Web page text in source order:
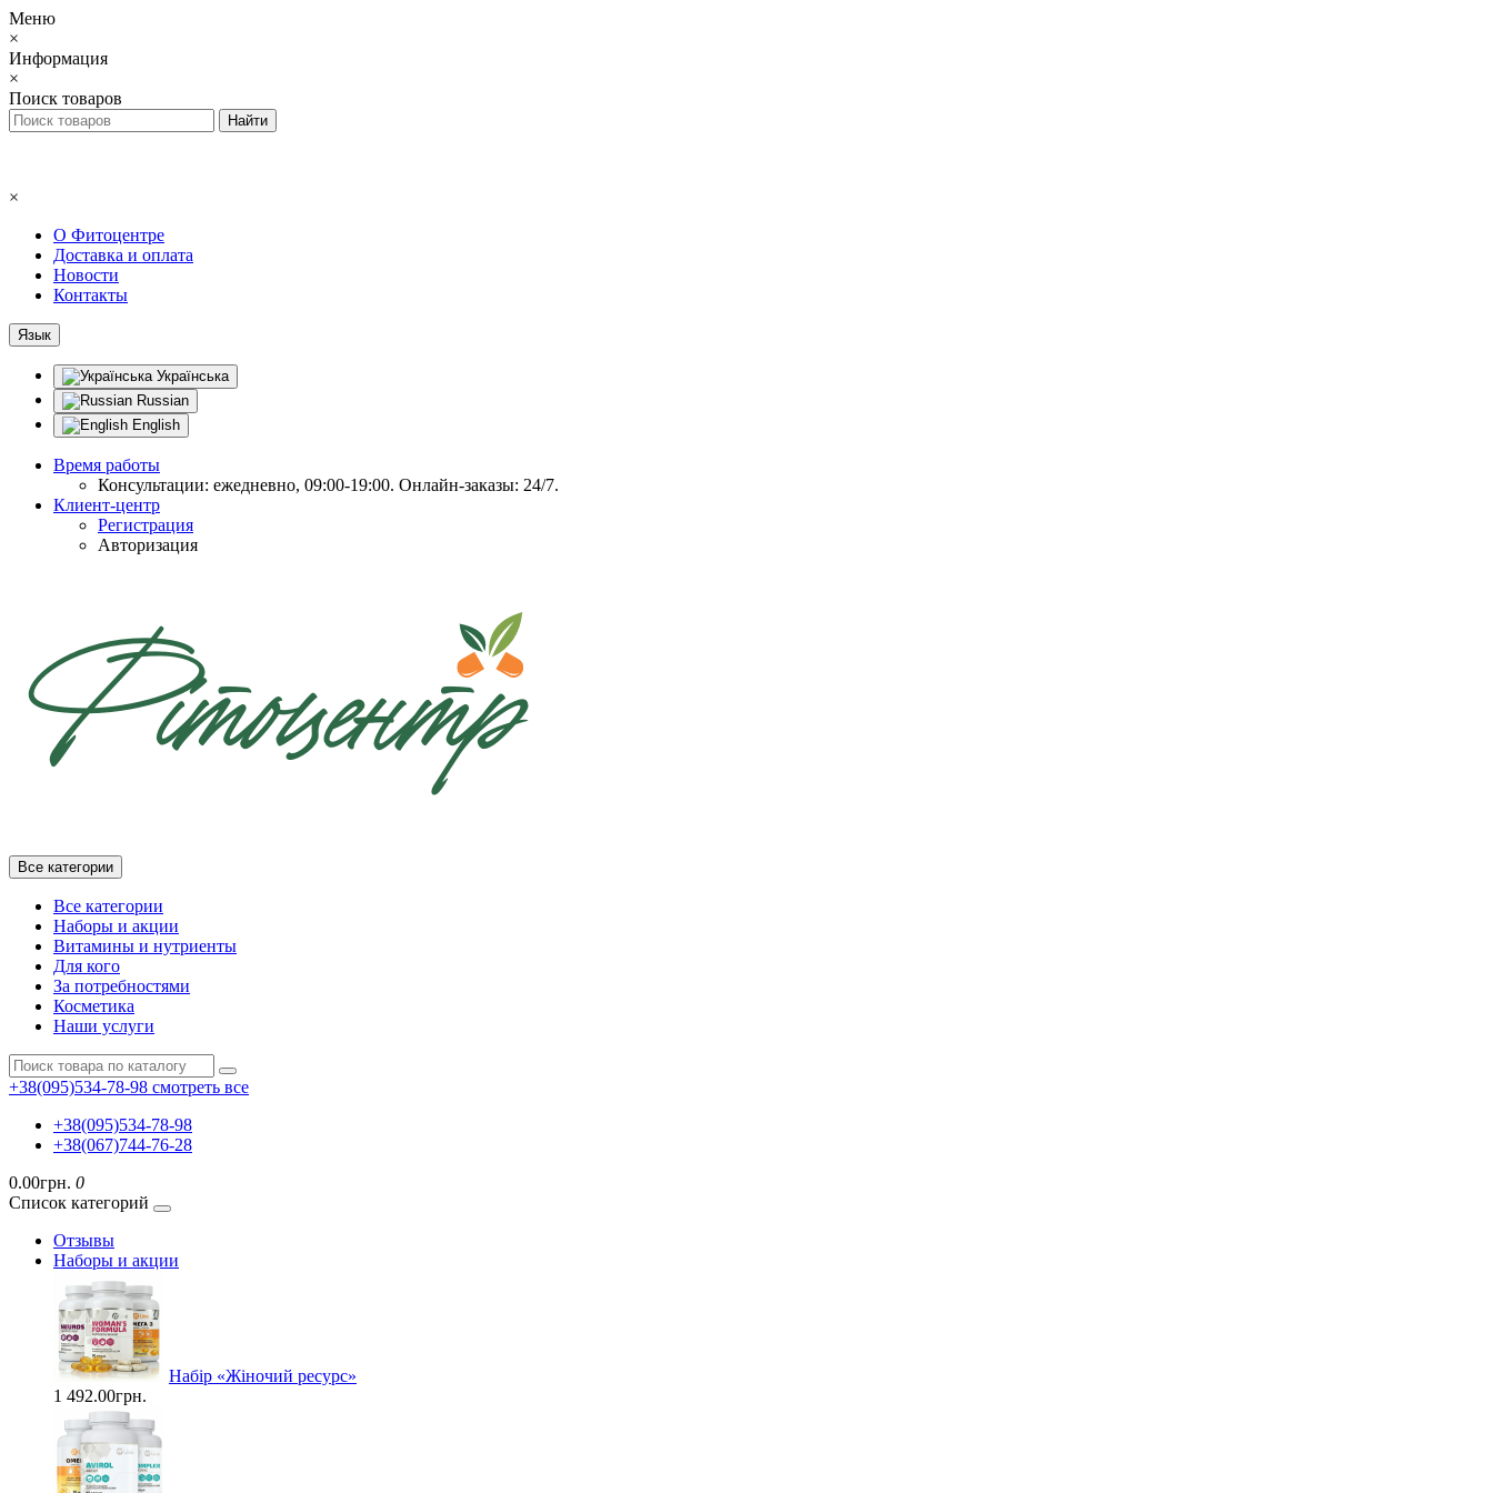
Меню
×
Информация
×
Поиск товаров
×
О Фитоцентре
Доставка и оплата
Новости
Контакты
Язык
Українська
Russian
English
Время работы
Консультации: ежедневно, 09:00-19:00. Онлайн-заказы: 24/7.
Клиент-центр
Регистрация
Авторизация
Все категории
Все категории
Наборы и акции
Витамины и нутриенты
Для кого
За потребностями
Косметика
Наши услуги
+38(095)534-78-98 смотреть все
+38(095)534-78-98
+38(067)744-76-28
0.00грн. 0
Список категорий
Отзывы
Наборы и акции
Набір «Жіночий ресурс»
1 492.00грн.